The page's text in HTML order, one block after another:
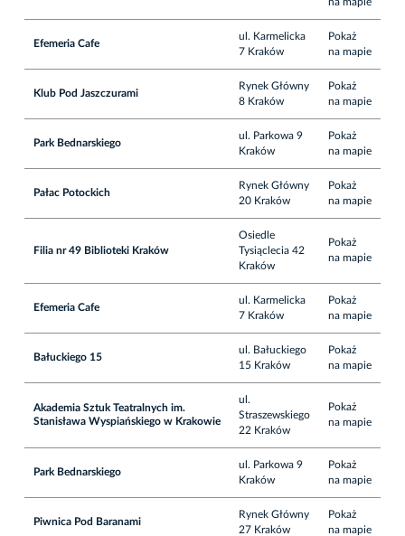
Efemeria Cafe
ul. Karmelicka
7 Kraków
Pokaż
na mapie
Klub Pod Jaszczurami
Rynek Główny
8 Kraków
Pokaż
na mapie
Park Bednarskiego
ul. Parkowa 9
Kraków
Pokaż
na mapie
Pałac Potockich
Rynek Główny
20 Kraków
Pokaż
na mapie
Filia nr 49 Biblioteki Kraków
Osiedle
Tysiąclecia 42
Kraków
Pokaż
na mapie
Efemeria Cafe
ul. Karmelicka
7 Kraków
Pokaż
na mapie
Bałuckiego 15
ul. Bałuckiego
15 Kraków
Pokaż
na mapie
Akademia Sztuk Teatralnych im.
Stanisława Wyspiańskiego w Krakowie
ul.
Straszewskiego
22 Kraków
Pokaż
na mapie
Park Bednarskiego
ul. Parkowa 9
Kraków
Pokaż
na mapie
Piwnica Pod Baranami
Rynek Główny
27 Kraków
Pokaż
na mapie